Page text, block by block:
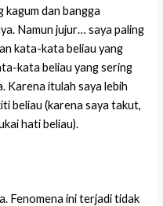
kagum dan bangga
Namun jujur… saya paling
kata-kata beliau yang
kata beliau yang sering
Karena itulah saya lebih
beliau (karena saya takut,
hati beliau).
Fenomena ini terjadi tidak